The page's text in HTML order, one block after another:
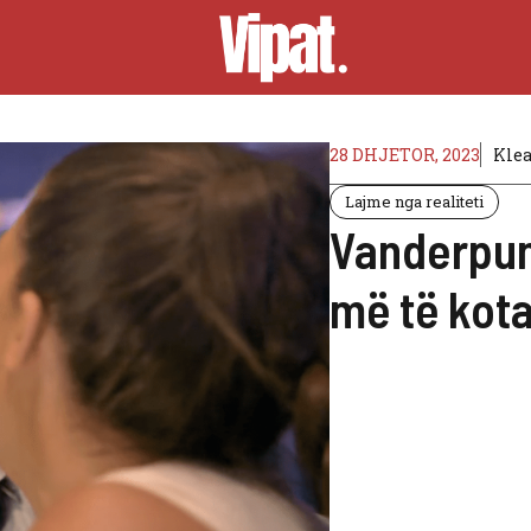
28 DHJETOR, 2023 Klea
Lajme nga realiteti
më të